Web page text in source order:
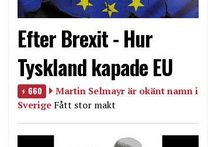
Efter Brexit - Hur
Tyskland kapade EU
660
Martin Selmayr är okänt namn i
Sverige Fått stor makt